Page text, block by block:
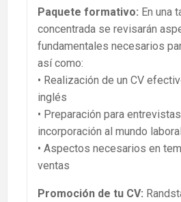
Paquete formativo: En una
concentrada se revisarán
fundamentales necesarios
así como:
• Realización de un CV
inglés
• Preparación para
incorporación al mundo laboral
• Aspectos necesarios en
ventas
Promoción de tu CV: